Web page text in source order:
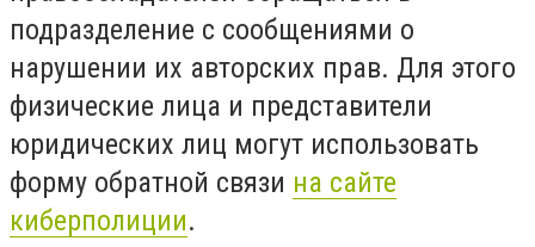
подразделение с сообщениями о
нарушении их авторских прав. Для этого
физические лица и представители
юридических лиц могут использовать
форму обратной связи на сайте
киберполиции.